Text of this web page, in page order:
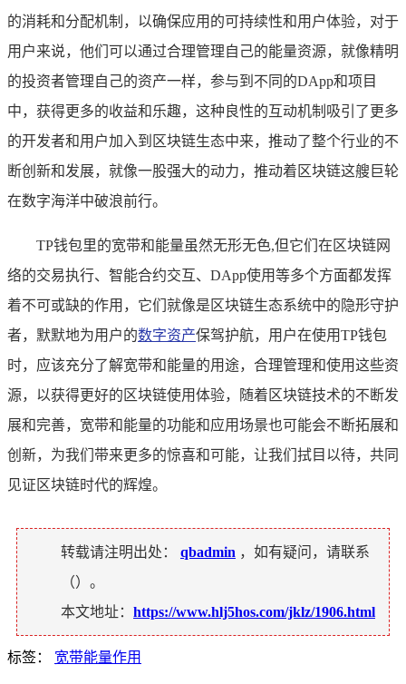
的消耗和分配机制，以确保应用的可持续性和用户体验，对于
用户来说，他们可以通过合理管理自己的能量资源，就像精明
的投资者管理自己的资产一样，参与到不同的DApp和项目
中，获得更多的收益和乐趣，这种良性的互动机制吸引了更多
的开发者和用户加入到区块链生态中来，推动了整个行业的不
断创新和发展，就像一股强大的动力，推动着区块链这艘巨轮
在数字海洋中破浪前行。
TP钱包里的宽带和能量虽然无形无色,但它们在区块链网
络的交易执行、智能合约交互、DApp使用等多个方面都发挥
着不可或缺的作用，它们就像是区块链生态系统中的隐形守护
者，默默地为用户的数字资产保驾护航，用户在使用TP钱包
时，应该充分了解宽带和能量的用途，合理管理和使用这些资
源，以获得更好的区块链使用体验，随着区块链技术的不断发
展和完善，宽带和能量的功能和应用场景也可能会不断拓展和
创新，为我们带来更多的惊喜和可能，让我们拭目以待，共同
见证区块链时代的辉煌。
转载请注明出处： qbadmin ，如有疑问，请联系
（）。
本文地址： https://www.hlj5hos.com/jklz/1906.html
标签： 宽带能量作用